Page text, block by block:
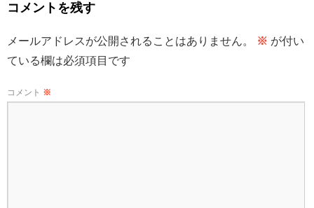
コメントを残す
メールアドレスが公開されることはありません。 ※ が付い
ている欄は必須項目です
コメント ※